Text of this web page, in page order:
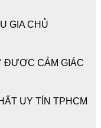
GIA CHỦ
ĐƯỢC CẢM GIÁC
UY TÍN TPHCM